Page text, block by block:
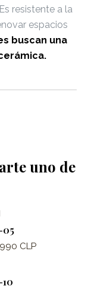
resistente a la
espacios
buscan una
uno de
05
CLP